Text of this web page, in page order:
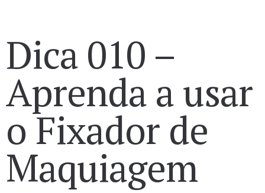
Dica 010 –
Aprenda a usar
o Fixador de
Maquiagem